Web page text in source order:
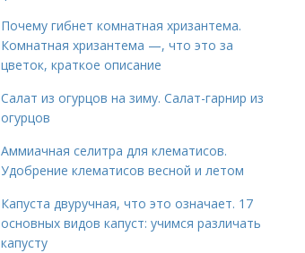
Почему гибнет комнатная хризантема.
Комнатная хризантема —, что это за
цветок, краткое описание
Салат из огурцов на зиму. Салат-гарнир из
огурцов
Аммиачная селитра для клематисов.
Удобрение клематисов весной и летом
Капуста двуручная, что это означает. 17
основных видов капуст: учимся различать
капусту